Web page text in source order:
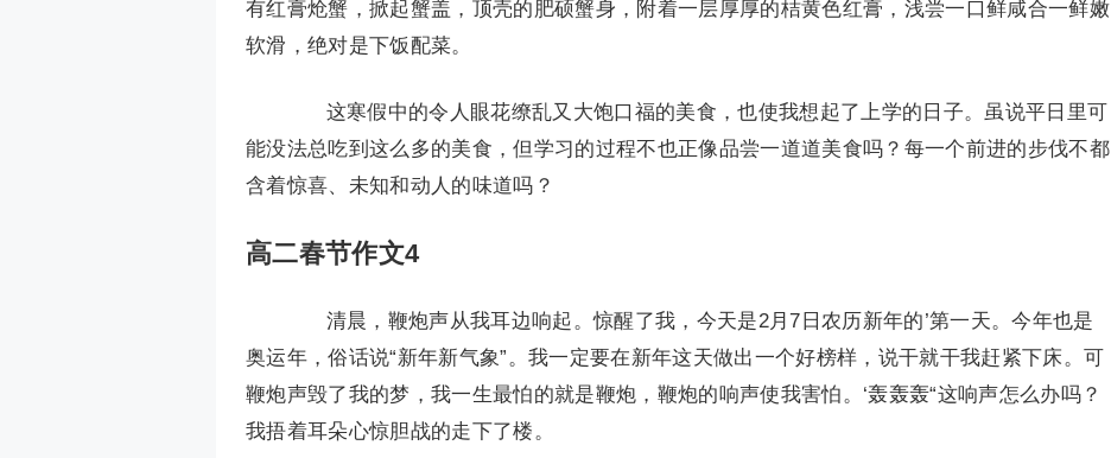
有红膏炝蟹，掀起蟹盖，顶壳的肥硕蟹身，附着一层厚厚的桔黄色红膏，浅尝一口鲜咸合一鲜嫩
软滑，绝对是下饭配菜。
这寒假中的令人眼花缭乱又大饱口福的美食，也使我想起了上学的日子。虽说平日里可
能没法总吃到这么多的美食，但学习的过程不也正像品尝一道道美食吗？每一个前进的步伐不都
含着惊喜、未知和动人的味道吗？
高二春节作文4
清晨，鞭炮声从我耳边响起。惊醒了我，今天是2月7日农历新年的’第一天。今年也是
奥运年，俗话说“新年新气象”。我一定要在新年这天做出一个好榜样，说干就干我赶紧下床。可
鞭炮声毁了我的梦，我一生最怕的就是鞭炮，鞭炮的响声使我害怕。‘轰轰轰“这响声怎么办吗？
我捂着耳朵心惊胆战的走下了楼。